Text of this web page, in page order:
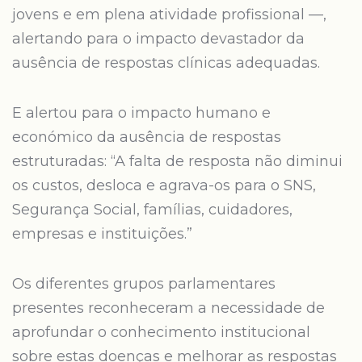
jovens e em plena atividade profissional —,
alertando para o impacto devastador da
ausência de respostas clínicas adequadas.
E alertou para o impacto humano e
económico da ausência de respostas
estruturadas: “A falta de resposta não diminui
os custos, desloca e agrava-os para o SNS,
Segurança Social, famílias, cuidadores,
empresas e instituições.”
Os diferentes grupos parlamentares
presentes reconheceram a necessidade de
aprofundar o conhecimento institucional
sobre estas doenças e melhorar as respostas